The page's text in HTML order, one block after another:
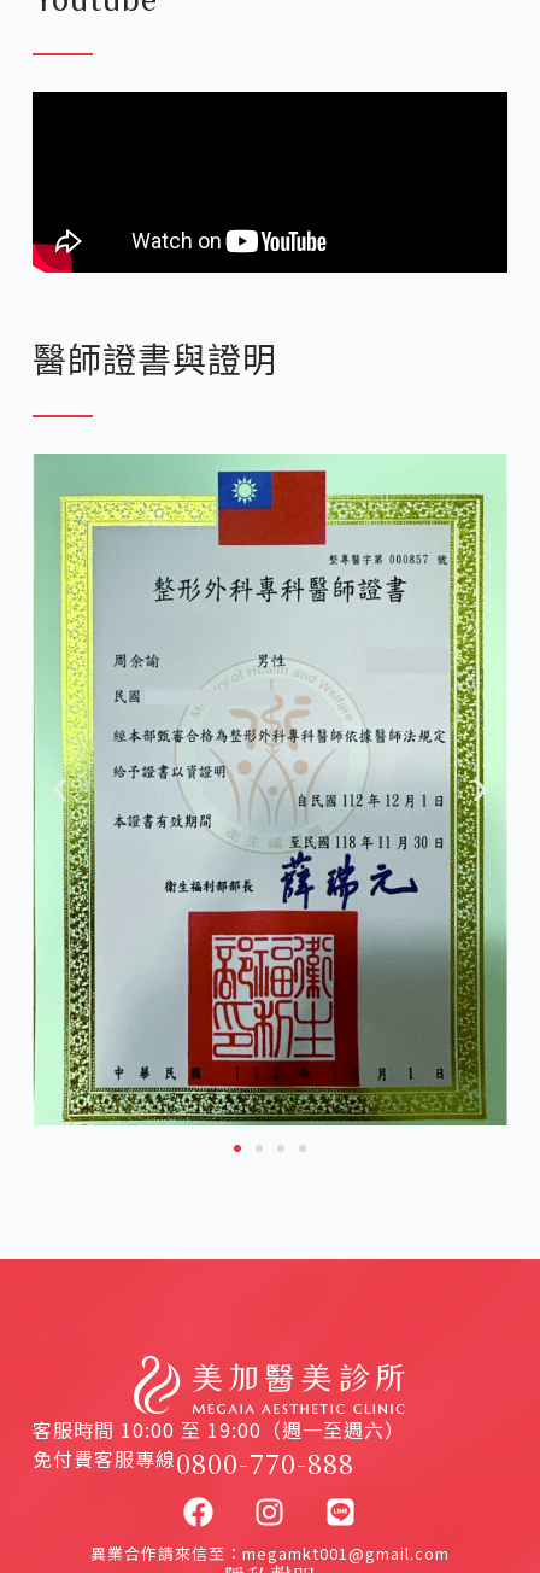
醫師證書與證明
客服時間 10:00 至 19:00（週一至週六）
免付費客服專線0800-770-888
異業合作請來信至：megamkt001@gmail.com